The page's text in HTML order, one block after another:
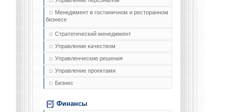
Менеджмент в гостиничном и ресторанном
бизнесе
Стратегический менеджмент
Управление качеством
Управленческие решения
Управление проектами
Бизнес
Финансы